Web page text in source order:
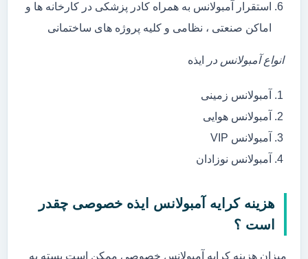
استقرار آمبولانس به همراه کادر پزشکی در کارخانه ها و
اماکن صنعتی ، نظامی و کلیه پروژه های ساختمانی
انواع آمبولانس در ایذه
آمبولانس زمینی
آمبولانس هوایی
آمبولانس VIP
آمبولانس نوزادان
هزینه کرایه آمبولانس ایذه خصوصی چقدر
است ؟
میزان هزینه کرایه آمبولانس خصوصی ممکن است بسته به